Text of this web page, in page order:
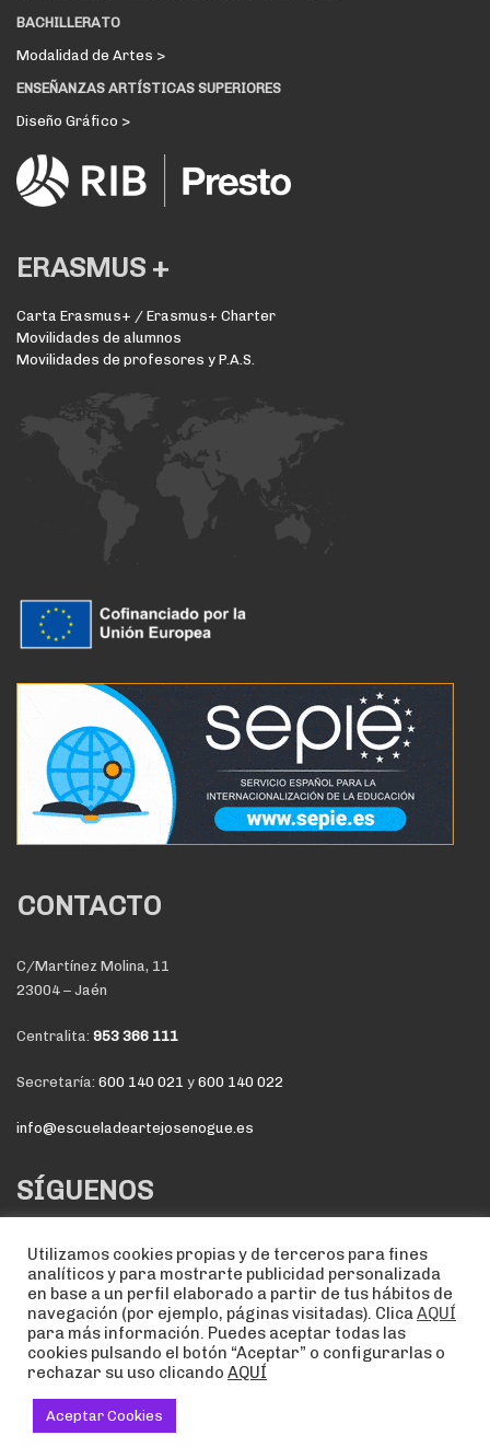
BACHILLERATO
Modalidad de Artes >
ENSEÑANZAS ARTÍSTICAS SUPERIORES
Diseño Gráfico >
ERASMUS +
Carta Erasmus+ / Erasmus+ Charter
Movilidades de alumnos
Movilidades de profesores y P.A.S.
CONTACTO
C/Martínez Molina, 11
23004 – Jaén
Centralita: 953 366 111
Secretaría: 600 140 021 y 600 140 022
info@escueladeartejosenogue.es
SÍGUENOS
NOTA LEGAL POLÍTICA DE COOKIES
2020 ©, bydeditec.es
Utilizamos cookies propias y de terceros para fines
analíticos y para mostrarte publicidad personalizada
en base a un perfil elaborado a partir de tus hábitos de
navegación (por ejemplo, páginas visitadas). ClicaAQUÍ
para más información. Puedes aceptar todas las
cookies pulsando el botón “Aceptar” o configurarlas o
rechazar su uso clicando AQUÍ
Aceptar Cookies